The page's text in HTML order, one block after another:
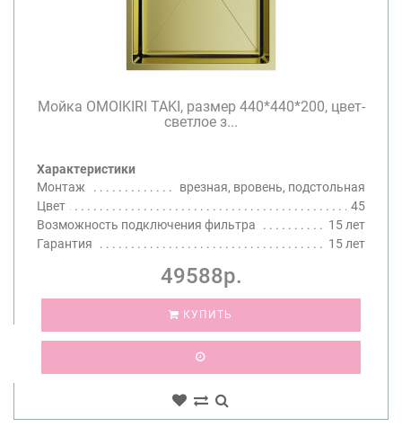
Мойка OMOIKIRI TAKI, размер 440*440*200, цвет-
светлое з...
Характеристики
Монтаж
врезная, вровень, подстольная
Цвет
45
Возможность подключения фильтра
15 лет
Гарантия
15 лет
49588р.
КУПИТЬ